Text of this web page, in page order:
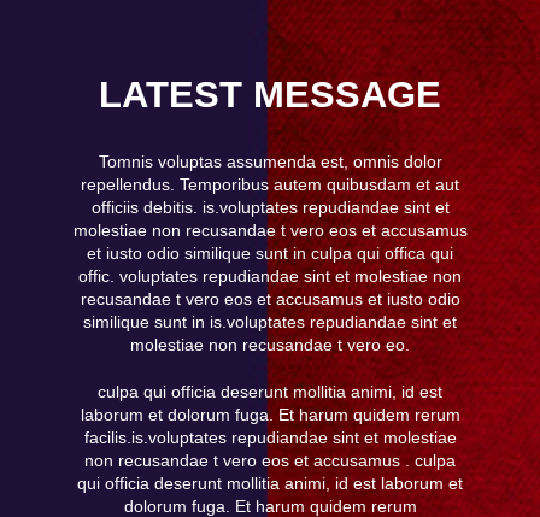
LATEST MESSAGE
Tomnis voluptas assumenda est, omnis dolor
repellendus. Temporibus autem quibusdam et aut
officiis debitis. is.voluptates repudiandae sint et
molestiae non recusandae t vero eos et accusamus
et iusto odio similique sunt in culpa qui offica qui
offic. voluptates repudiandae sint et molestiae non
recusandae t vero eos et accusamus et iusto odio
similique sunt in is.voluptates repudiandae sint et
molestiae non recusandae t vero eo.
culpa qui officia deserunt mollitia animi, id est
laborum et dolorum fuga. Et harum quidem rerum
facilis.is.voluptates repudiandae sint et molestiae
non recusandae t vero eos et accusamus . culpa
qui officia deserunt mollitia animi, id est laborum et
dolorum fuga. Et harum quidem rerum